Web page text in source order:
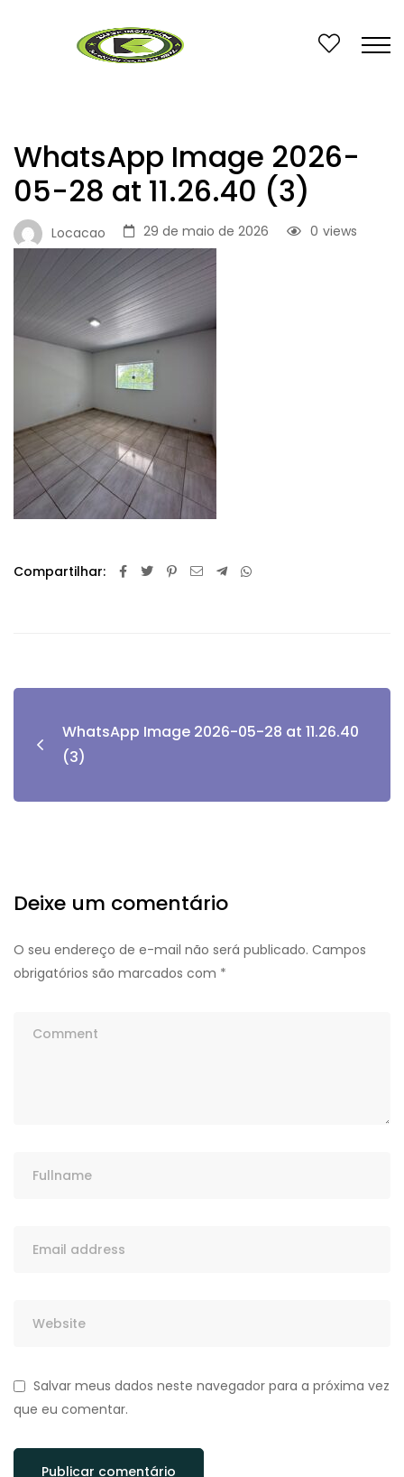
WhatsApp Image 2026-
05-28 at 11.26.40 (3)
Locacao 29 de maio de 2026 views
0
Compartilhar:
WhatsApp Image 2026-05-28 at 11.26.40
(3)
Deixe um comentário
O seu endereço de e-mail não será publicado. Campos
obrigatórios são marcados com *
Salvar meus dados neste navegador para a próxima vez
que eu comentar.